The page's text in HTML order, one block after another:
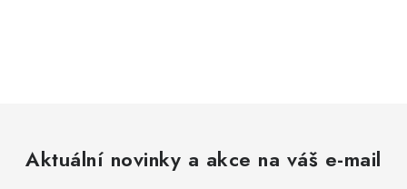
Aktuální novinky a akce na váš e-mail